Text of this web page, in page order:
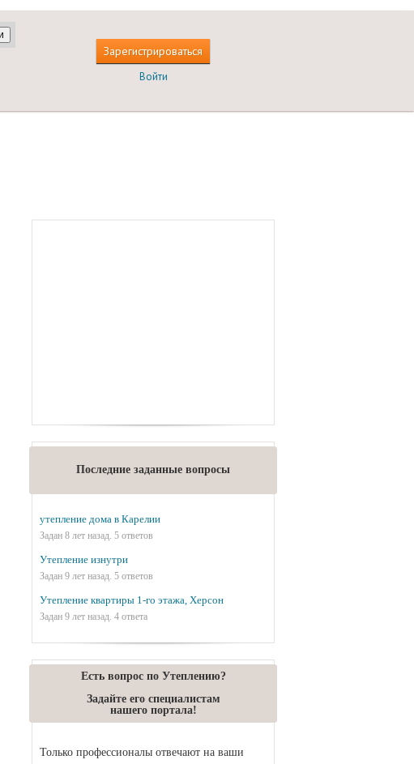
Зарегистрироваться
Войти
Последние заданные вопросы
утепление дома в Карелии
Задан 8 лет назад. 5 ответов
Утепление изнутри
Задан 9 лет назад. 5 ответов
Утепление квартиры 1-го этажа, Херсон
Задан 9 лет назад. 4 ответа
Есть вопрос по Утеплению?
Задайте его специалистам
нашего портала!
Только профессионалы отвечают на ваши